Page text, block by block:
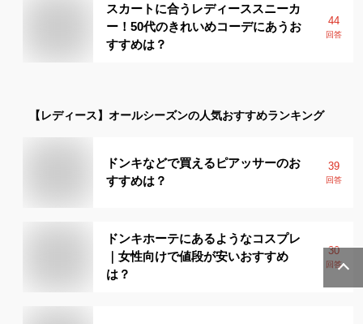
スカートに合うレディーススニーカ
ー！50代のきれいめコーデにあうお
すすめは？
44
回答
【レディース】 オールシーズンの人気おすすめランキング
ドンキなどで買えるピアッサーのお
すすめは？
39
回答
ドンキホーテにあるようなコスプレ
｜女性向けで値段が安いおすすめ
は？
30
回答